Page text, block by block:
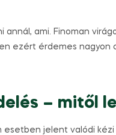
ami. Finoman
ezért érdemes nagyon
– mitől
jelent valódi